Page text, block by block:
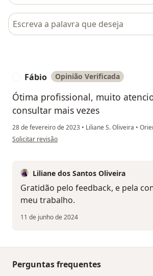
Pesquisar em opiniões
Fábio Opinião Verificada
Ótima profissional, muito
consultar mais vezes
28 de fevereiro de 2023 • Liliane S. Oliveira •
na opinião do utilizador Fábio
Solicitar revisão
Liliane dos Santos Oliveira
Gratidão pelo feedback, e pela
meu trabalho.
11 de junho de 2024
Perguntas frequentes